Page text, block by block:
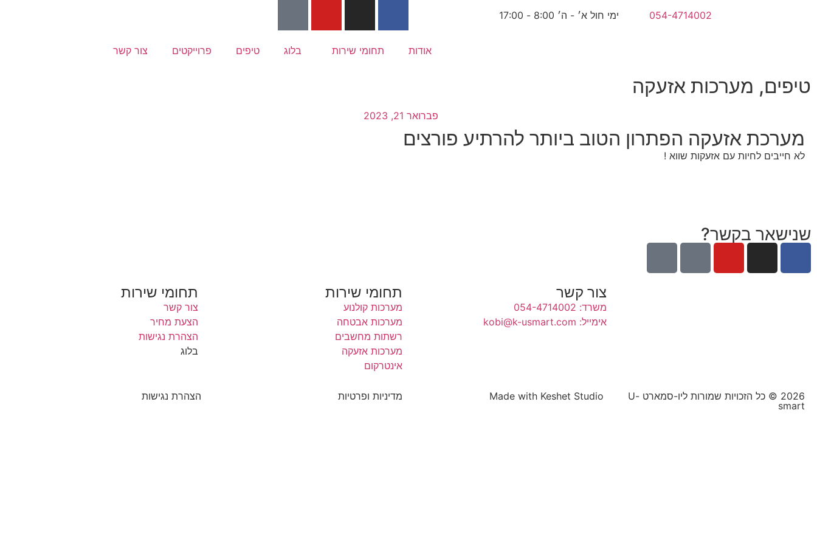
054-4714002 ימי חול א׳ - ה׳ 8:00 - 17:00
אודות תחומי שירות בלוג טיפים פרוייקטים צור קשר
טיפים, מערכות אזעקה
פברואר 21, 2023
מערכת אזעקה הפתרון הטוב ביותר להרתיע פורצים
לא חייבים לחיות עם אזעקות שווא !
שנישאר בקשר?
צור קשר
משרד: 054-4714002
אימייל: kobi@k-usmart.com
תחומי שירות
מערכות קולנוע
מערכות אבטחה
רשתות מחשבים
מערכות אזעקה
אינטרקום
תחומי שירות
צור קשר
הצעת מחיר
הצהרת נגישות
בלוג
2026 © כל הזכויות שמורות ליו-סמארט U-
smart
Made with Keshet Studio מדיניות ופרטיות הצהרת נגישות